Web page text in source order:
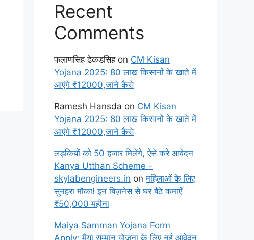
Recent
Comments
फलाणसिह ढेकडसिहon CM Kisan
Yojana 2025: 80 लाख किसानों के खाते में
आएंगे ₹12000,जाने कैसे
Ramesh Hansda on CM Kisan
Yojana 2025: 80 लाख किसानों के खाते में
आएंगे ₹12000,जाने कैसे
लड़कियों को 50 हजार मिलेंगे, ऐसे करे आवेदन
Kanya Utthan Scheme -
skylabengineers.in onमहिलाओं के लिए
सुनहरा मौका! इन बिज़नेस से घर बैठे कमाएँ
₹50,000 महीना
Maiya Samman Yojana Form
Apply: मैया सम्मान योजना के लिए नई आवेदन